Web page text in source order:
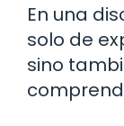
En una
solo de
sino